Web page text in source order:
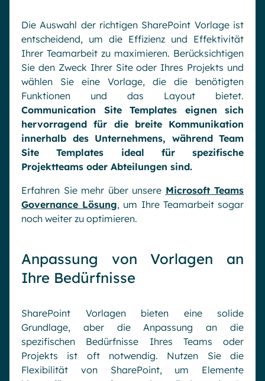
Die Auswahl der richtigen SharePoint Vorlage ist
entscheidend, um die Effizienz und Effektivität
Ihrer Teamarbeit zu maximieren. Berücksichtigen
Sie den Zweck Ihrer Site oder Ihres Projekts und
wählen Sie eine Vorlage, die die benötigten
Funktionen und das Layout bietet.
Communication Site Templates eignen sich
hervorragend für die breite Kommunikation
innerhalb des Unternehmens, während Team
Site Templates ideal für spezifische
Projektteams oder Abteilungen sind.
Erfahren Sie mehr über unsere Microsoft Teams
Governance Lösung, um Ihre Teamarbeit sogar
noch weiter zu optimieren.
Anpassung von Vorlagen an
Ihre Bedürfnisse
SharePoint Vorlagen bieten eine solide
Grundlage, aber die Anpassung an die
spezifischen Bedürfnisse Ihres Teams oder
Projekts ist oft notwendig. Nutzen Sie die
Flexibilität von SharePoint, um Elemente